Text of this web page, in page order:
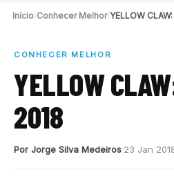
Início Conhecer Melhor/
CONHECER MELHOR
YELLOW
2018
Por Jorge Silva Medeiros 23 Jan